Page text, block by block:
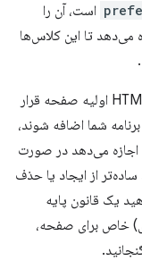
است، آن را
می‌دهد تا این کلاس‌ها
علاوه بر افزودن لینک‌هایی که این کلاس‌ها در HTML اولیه صفحه قرار
شما اضافه شوند،
اجازه می‌دهد در صورت
از ایجاد یا حذف
یک قانون پایه
خاص برای صفحه،